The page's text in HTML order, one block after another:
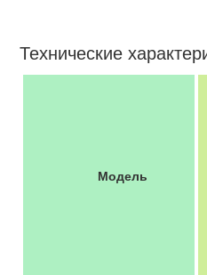
Технические
Модель